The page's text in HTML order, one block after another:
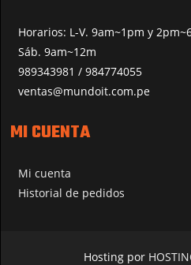
Horarios: L-V. 9am~1pm y
Sáb. 9am~12m
989343981 / 984774055
ventas@mundoit.com.pe
MI CUENTA
Mi cuenta
Historial de pedidos
Hosting por